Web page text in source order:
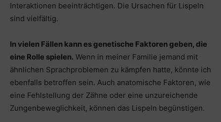
Interaktionen beeinträchtigen. Die Ursachen für Lispeln
sind vielfältig.
In vielen Fällen kann es genetische Faktoren geben, die
eine Rolle spielen. Wenn in meiner Familie jemand mit
ähnlichen Sprachproblemen zu kämpfen hatte, könnte ich
ebenfalls betroffen sein. Auch anatomische Faktoren, wie
eine Fehlstellung der Zähne oder eine unzureichende
Zungenbeweglichkeit, können das Lispeln begünstigen.